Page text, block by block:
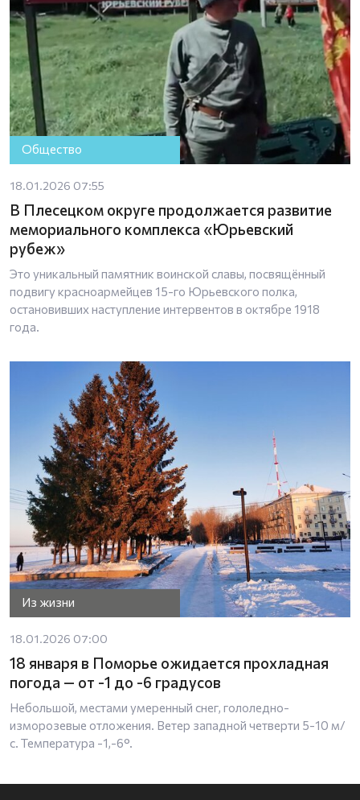
Общество
18.01.2026 07:55
В Плесецком округе продолжается развитие
мемориального комплекса «Юрьевский
рубеж»
Это уникальный памятник воинской славы, посвящённый
подвигу красноармейцев 15-го Юрьевского полка,
остановивших наступление интервентов в октябре 1918
года.
Из жизни
18.01.2026 07:00
18 января в Поморье ожидается прохладная
погода — от -1 до -6 градусов
Небольшой, местами умеренный снег, гололедно-
изморозевые отложения. Ветер западной четверти 5-10 м/
с. Температура -1,-6°.